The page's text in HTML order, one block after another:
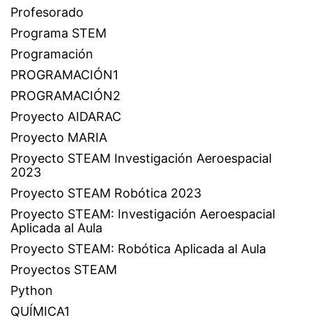
Profesorado
Programa STEM
Programación
PROGRAMACIÓN1
PROGRAMACIÓN2
Proyecto AIDARAC
Proyecto MARIA
Proyecto STEAM Investigación Aeroespacial
2023
Proyecto STEAM Robótica 2023
Proyecto STEAM: Investigación Aeroespacial
Aplicada al Aula
Proyecto STEAM: Robótica Aplicada al Aula
Proyectos STEAM
Python
QUÍMICA1